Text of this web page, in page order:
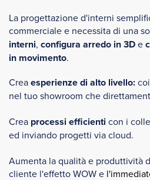
La progettazione d'interni
commerciale e necessita di una
interni, configura arredo in 3De
in movimento.
Creaesperienze di alto livello:
nel tuo showroom che
​Crea processi efficienti con i
ed inviando progetti via cloud.
Aumenta la qualità e produttività
cliente l'effetto WOW e